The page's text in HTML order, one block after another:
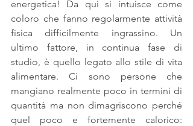
energetica! Da qui si intuisce come
coloro che fanno regolarmente attività
fisica difficilmente ingrassino. Un
ultimo fattore, in continua fase di
studio, è quello legato allo stile di vita
alimentare. Ci sono persone che
mangiano realmente poco in termini di
quantità ma non dimagriscono perché
quel poco e fortemente calorico: